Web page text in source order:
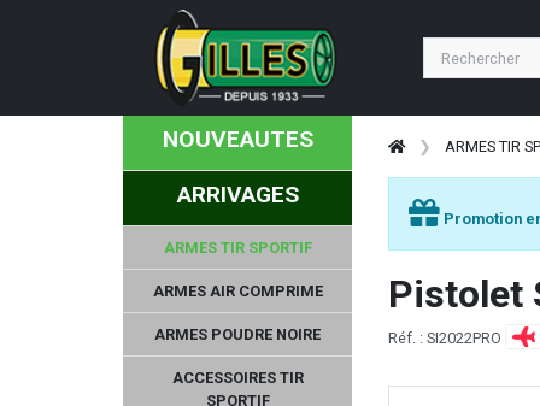
NOUVEAUTES
ARRIVAGES
ARMES TIR SPORTIF
ARMES AIR COMPRIME
ARMES POUDRE NOIRE
ACCESSOIRES TIR
SPORTIF
ARMES TIR
Promotion
Pistolet
Réf. : SI2022PRO